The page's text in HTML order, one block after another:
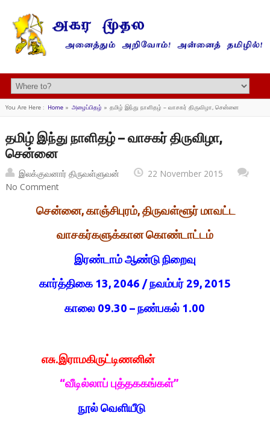
You Are Here : Home» அழைப்பிதழ் » தமிழ் இந்து நாளிதழ் – வாசகர் திருவிழா, சென்னை
தமிழ் இந்து நாளிதழ் – வாசகர் திருவிழா,
சென்னை
இலக்குவனார் திருவள்ளுவன்
22 November 2015
No Comment
சென்னை, காஞ்சிபுரம், திருவள்ளூர் மாவட்ட
வாசகர்களுக்கான கொண்டாட்டம்
இரண்டாம் ஆண்டு நிறைவு
கார்த்திகை 13, 2046 / நவம்பர் 29, 2015
காலை 09.30 – நண்பகல் 1.00
எசு.இராமகிருட்டிணனின்
“வீடில்லாப் புத்தககங்கள்”
நூல் வெளியீடு